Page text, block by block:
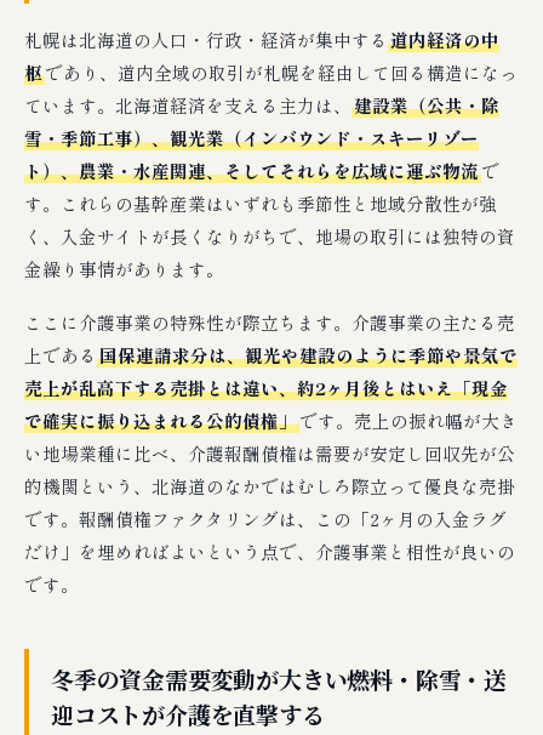
札幌は北海道の人口・行政・経済が集中する 道内経済の中
枢であり、道内全域の取引が札幌を経由して回る構造になっ
ています。北海道経済を支える主力は、 建設業（公共・除
雪・季節工事）、観光業（インバウンド・スキーリゾー
ト）、農業・水産関連、そしてそれらを広域に運ぶ物流で
す。これらの基幹産業はいずれも季節性と地域分散性が強
く、入金サイトが長くなりがちで、地場の取引には独特の資
金繰り事情があります。
ここに介護事業の特殊性が際立ちます。介護事業の主たる売
上である 国保連請求分は、観光や建設のように季節や景気で
売上が乱高下する売掛とは違い、約2ヶ月後とはいえ「現金
で確実に振り込まれる公的債権」です。売上の振れ幅が大き
い地場業種に比べ、介護報酬債権は需要が安定し回収先が公
的機関という、北海道のなかではむしろ際立って優良な売掛
です。報酬債権ファクタリングは、この「2ヶ月の入金ラグ
だけ」を埋めればよいという点で、介護事業と相性が良いの
です。
冬季の資金需要変動が大きい――燃料・除雪・送
迎コストが介護を直撃する